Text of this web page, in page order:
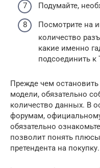
Подумайте,
Посмотрите на
количество
какие именно
подсоединить к
Прежде чем
модели, обязательно
количество данных. В
форумам,
обязательно
позволит понять
претендента на покупку.